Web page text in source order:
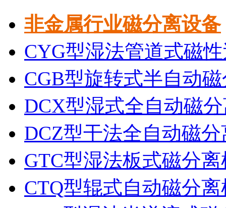
非金属行业磁分离设备
CYG型湿法管道式磁
CGB型旋转式半自动
DCX型湿式全自动磁
DCZ型干法全自动磁分
GTC型湿法板式磁分离
CTQ型辊式自动磁分离